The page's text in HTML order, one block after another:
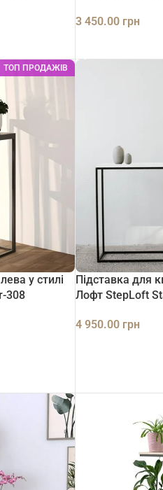
3 450.00 грн
ТОП ПРОДАЖІВ
у стилі
308
Підставка для
Лофт StepLoft
4 950.00 грн